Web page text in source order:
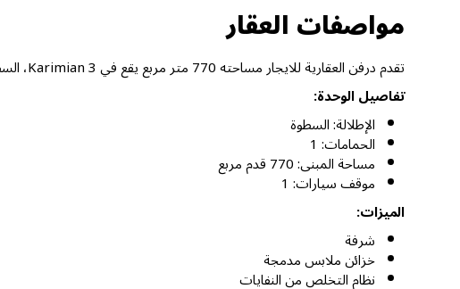
مواصفات العقار
تقدم درفن العقارية للايجار مساحته 770 متر مربع يقع في Karimian 3، السطوة دبي.
تفاصيل الوحدة:
الإطلالة: السطوة
الحمامات: 1
مساحة المبنى: 770 قدم مربع
موقف سيارات: 1
الميزات:
شرفة
خزائن ملابس مدمجة
نظام التخلص من النفايات